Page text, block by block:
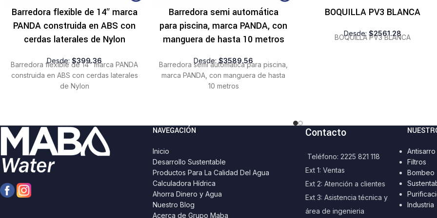
Barredora flexible de 14″ marca
PANDA construida en ABS con
cerdas laterales de Nylon
Desde:$399.36
Barredora flexible de 14" marca PANDA
construida en ABS con cerdas laterales
de Nylon
Barredora semi automática
para piscina, marca PANDA, con
manguera de hasta 10 metros
Desde:$3589.56
Barredora semi automática para piscina,
marca PANDA, con manguera de hasta
10 metros
BOQUILLA PV3 BLANCA
Desde: $2561.28
BOQUILLA PV3 BLANCA
NAVEGACIÓN
Inicio
Desarrollo Sustentable
Productos Para La Calidad Del Agua
Calculadora Hídrica
Ahorra Dinero y Agua
Nuestro Blog
Acerca de Grupo Maba
Contacto
Teléfono: 2225 821 118
Ext 1: Ventas
Ext 2: Atención a clientes
Ext 3: Asistencia técnica y
área de ingenieria
Antisarro
Filtros
Bombeo
Industria